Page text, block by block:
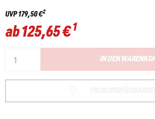
UVP179,50 €2
ab125,65 €1
IN DEN